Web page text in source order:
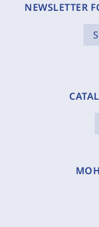
NEWSLETTER